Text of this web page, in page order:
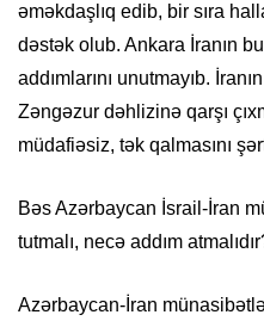
əməkdaşlıq edib, bir sıra
dəstək olub. Ankara İranın
addımlarını unutmayıb.
Zəngəzur dəhlizinə qarşı
müdafiəsiz, tək qalmasını
Bəs Azərbaycan İsrail-İran
tutmalı, necə addım
Azərbaycan-İran